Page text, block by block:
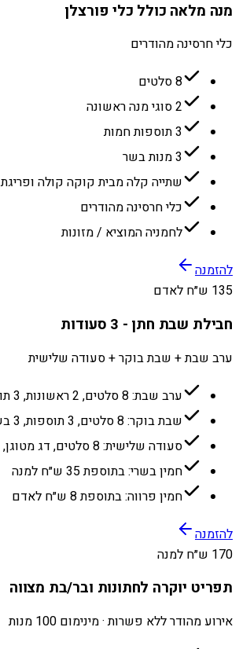
מנה מלאה כולל כלי פורצלן
כלי חרסינה מהודרים
8 סלטים
2 סוגי מנה ראשונה
3 תוספות חמות
3 מנות בשר
שתייה קלה מבית קוקה קולה ופריגת
כלי חרסינה מהודרים
לחמניה המוציא / מזונות
להזמנה
135 ש״ח לאדם
חבילת שבת חתן - 3 סעודות
ערב שבת + שבת בוקר + סעודה שלישית
ערב שבת: 8 סלטים, 2 ראשונות, 3 תוספות, 3 בשרים
שבת בוקר: 8 סלטים, 3 תוספות, 3 בשרים
סעודה שלישית: 8 סלטים, דג מטוגן, פשטידת השף
חמין בשרי: בתוספת 35 ש״ח למנה
חמין פרווה: בתוספת 8 ש״ח לאדם
להזמנה
170 ש״ח למנה
תפריט יוקרה לחתונות ובר/בת מצווה
אירוע מהודר ללא פשרות · מינימום 100 מנות